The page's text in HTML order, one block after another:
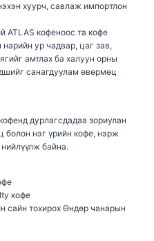
хуурч, савлаж импортлон
ATLAS кофеноос та кофе
ур чадвар, цаг зав,
амтлах ба халуун орны
санагдуулам өвөрмөц
дурлагсдадаа зориулан
болон нэг үрийн кофе, нэрж
байна.
кофе
сайн тохирох Өндөр чанарын